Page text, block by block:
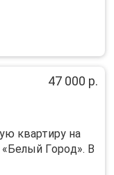
47 000 р.
квартиpу на
Гopoд». B